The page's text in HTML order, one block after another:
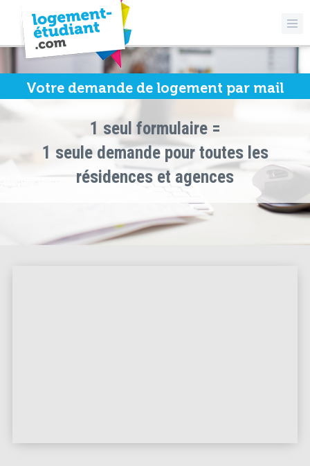
Votre demande de logement par mail
1 seul formulaire =
1 seule demande pour toutes les
résidences et agences